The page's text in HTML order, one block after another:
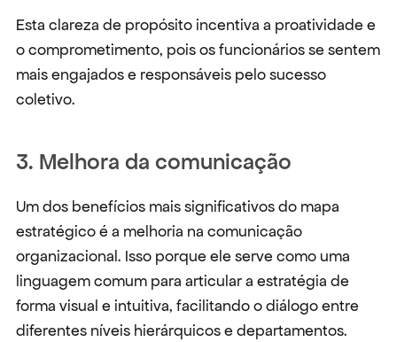
Esta clareza de propósito incentiva a proatividade e
o comprometimento, pois os funcionários se sentem
mais engajados e responsáveis pelo sucesso
coletivo.
3. Melhora da comunicação
Um dos benefícios mais significativos do mapa
estratégico é a melhoria na comunicação
organizacional. Isso porque ele serve como uma
linguagem comum para articular a estratégia de
forma visual e intuitiva, facilitando o diálogo entre
diferentes níveis hierárquicos e departamentos.